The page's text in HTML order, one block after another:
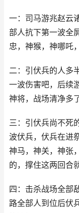
一：司马游兆赵云
部人抗下第一波全
忠，神猴，神哪吒
二：引伏兵的人多
一波伤害吧，后续
神将，战场清净多了
三：引伏兵尚不死
波伏兵，伏兵在进
神马，神关，神张
的，撑住这两回合
四：击杀战场全部
路全部人到位后伏